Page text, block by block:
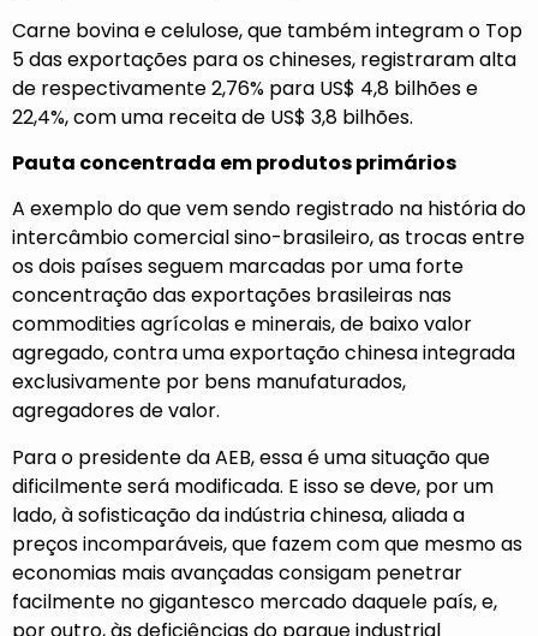
Carne bovina e celulose, que também integram o Top
5 das exportações para os chineses, registraram alta
de respectivamente 2,76% para US$ 4,8 bilhões e
22,4%, com uma receita de US$ 3,8 bilhões.
Pauta concentrada em produtos primários
A exemplo do que vem sendo registrado na história do
intercâmbio comercial sino-brasileiro, as trocas entre
os dois países seguem marcadas por uma forte
concentração das exportações brasileiras nas
commodities agrícolas e minerais, de baixo valor
agregado, contra uma exportação chinesa integrada
exclusivamente por bens manufaturados,
agregadores de valor.
Para o presidente da AEB, essa é uma situação que
dificilmente será modificada. E isso se deve, por um
lado, à sofisticação da indústria chinesa, aliada a
preços incomparáveis, que fazem com que mesmo as
economias mais avançadas consigam penetrar
facilmente no gigantesco mercado daquele país, e,
por outro, às deficiências do parque industrial